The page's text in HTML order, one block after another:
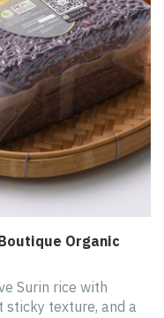
Organic
Surin rice with
texture, and a